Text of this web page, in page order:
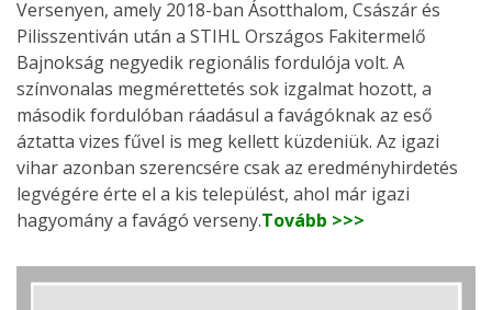
Versenyen, amely 2018-ban Ásotthalom, Császár és
Pilisszentiván után a STIHL Országos Fakitermelő
Bajnokság negyedik regionális fordulója volt. A
színvonalas megmérettetés sok izgalmat hozott, a
második fordulóban ráadásul a favágóknak az eső
áztatta vizes fűvel is meg kellett küzdeniük. Az igazi
vihar azonban szerencsére csak az eredményhirdetés
legvégére érte el a kis települést, ahol már igazi
hagyomány a favágó verseny.Tovább >>>